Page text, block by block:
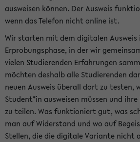
ausweisen können. Der Ausweis
wenn das Telefon nicht online ist.
Wir starten mit dem digitalen Ausweis
Erprobungsphase, in der wir
vielen Studierenden Erfahrungen
möchten deshalb alle Studierenden
neuen Ausweis überall dort zu testen,
Student*in ausweisen müssen und
zu teilen. Was funktioniert gut, was
man auf Widerstand und wo auf
Stellen, die die digitale Variante nicht